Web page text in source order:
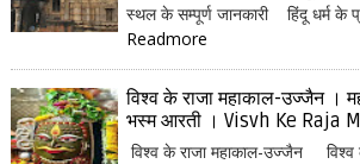
स्थल के सम्पूर्ण जानकारी हिंदू धर्म के
Readmore
विश्व के राजा महाकाल-उज्जैन ।
भस्म आरती । Visvh Ke Raja
विश्व के राजा महाकाल-उज्जैन विश्व